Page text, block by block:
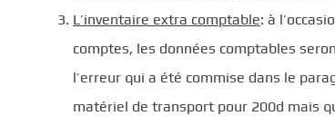
L’inventaire extra comptable: à
comptes, les données comptables
l’erreur qui a été commise dans le
matériel de transport pour 200d mais